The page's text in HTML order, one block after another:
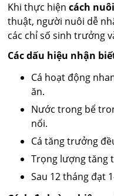
Khi thực hiệncách
thuật, người nuôi dễ
các chỉ số sinh trưởng
Các dấu hiệu nhận
Cá hoạt động
ăn.
Nước trong bể
nổi.
Cá tăng trưởng
Trọng lượng tăng
Sau 12 tháng đạt